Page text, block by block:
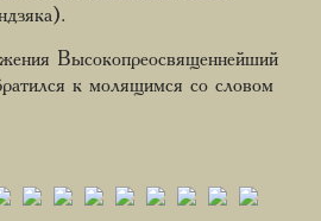
Высокопреосвященнейший
к молящимся со словом